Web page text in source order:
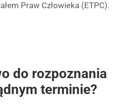
Praw Człowieka (ETPC).
do rozpoznania
terminie?